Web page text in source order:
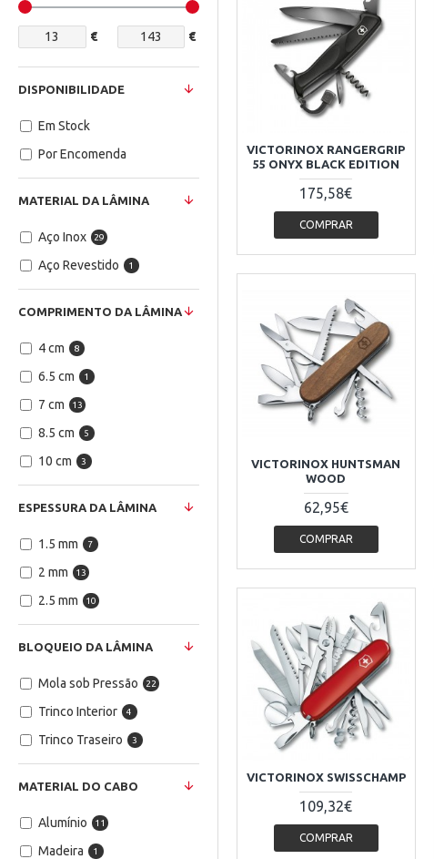
€ €
ESPESSURA DA LÂMINA
1.5 mm 7
2 mm 13
2.5 mm 10
COMPRIMENTO DA LÂMINA
4 cm 8
6.5 cm 1
7 cm 13
8.5 cm 5
10 cm 3
MATERIAL DA LÂMINA
Aço Inox 29
Aço Revestido 1
MATERIAL DO CABO
Alumínio 11
Madeira 1
BLOQUEIO DA LÂMINA
Mola sob Pressão 22
Trinco Interior 4
Trinco Traseiro 3
DISPONIBILIDADE
Em Stock
Por Encomenda
VICTORINOX RANGERGRIP
55 ONYX BLACK EDITION
175,58€
COMPRAR
VICTORINOX HUNTSMAN
WOOD
62,95€
COMPRAR
VICTORINOX SWISSCHAMP
109,32€
COMPRAR